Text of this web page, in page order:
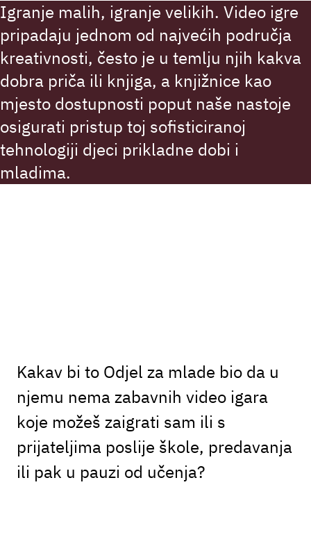
Igranje malih, igranje velikih. Video igre
pripadaju jednom od najvećih područja
kreativnosti, često je u temlju njih kakva
dobra priča ili knjiga, a knjižnice kao
mjesto dostupnosti poput naše nastoje
osigurati pristup toj sofisticiranoj
tehnologiji djeci prikladne dobi i
mladima.
Kakav bi to Odjel za mlade bio da u
njemu nema zabavnih video igara
koje možeš zaigrati sam ili s
prijateljima poslije škole, predavanja
ili pak u pauzi od učenja?